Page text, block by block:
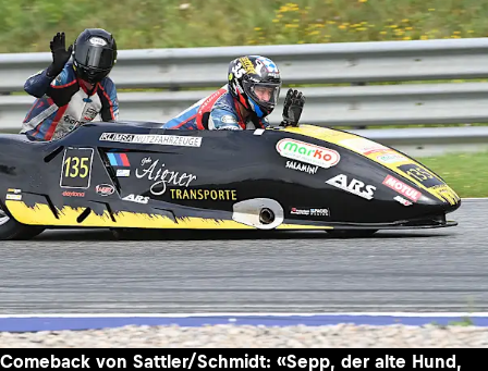
Comeback von Sattler/Schmidt: «Sepp, der alte Hund,